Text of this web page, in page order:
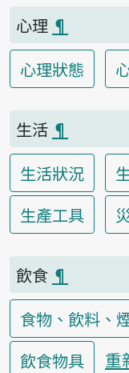
心理 ¶
心理狀態
生活 ¶
生活狀況
生產工具
飲食 ¶
食物、飲料、
飲食物具
重